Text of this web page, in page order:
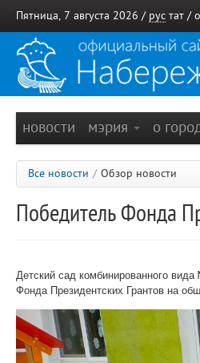
Пятница, 7 августа 2026 / рус тат /
новости мэрия о
Все новости / Обзор новости
Победитель Фонда
Детский сад комбинированного
Фонда Президентских Грантов на